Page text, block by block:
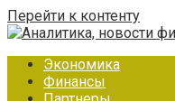
Перейти к контенту
Экономика
Финансы